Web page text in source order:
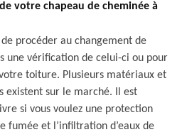
votre chapeau de cheminée à
procéder au changement de
une vérification de celui-ci ou pour
toiture. Plusieurs matériaux et
existent sur le marché. Il est
si vous voulez une protection
fumée et l’infiltration d’eaux de